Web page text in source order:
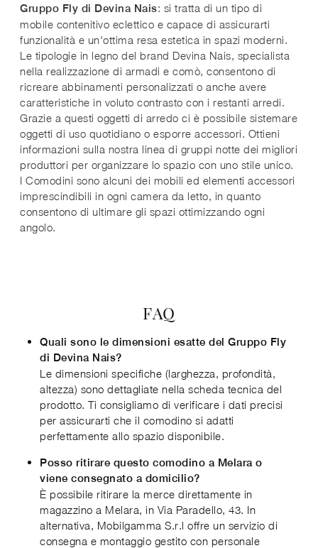
Gruppo Fly di Devina Nais: si tratta di un tipo di
mobile contenitivo eclettico e capace di assicurarti
funzionalità e un'ottima resa estetica in spazi moderni.
Le tipologie in legno del brand Devina Nais, specialista
nella realizzazione di armadi e comò, consentono di
ricreare abbinamenti personalizzati o anche avere
caratteristiche in voluto contrasto con i restanti arredi.
Grazie a questi oggetti di arredo ci è possibile sistemare
oggetti di uso quotidiano o esporre accessori. Ottieni
informazioni sulla nostra linea di gruppi notte dei migliori
produttori per organizzare lo spazio con uno stile unico.
I Comodini sono alcuni dei mobili ed elementi accessori
imprescindibili in ogni camera da letto, in quanto
consentono di ultimare gli spazi ottimizzando ogni
angolo.
FAQ
Quali sono le dimensioni esatte del Gruppo Fly
di Devina Nais?
Le dimensioni specifiche (larghezza, profondità,
altezza) sono dettagliate nella scheda tecnica del
prodotto. Ti consigliamo di verificare i dati precisi
per assicurarti che il comodino si adatti
perfettamente allo spazio disponibile.
Posso ritirare questo comodino a Melara o
viene consegnato a domicilio?
È possibile ritirare la merce direttamente in
magazzino a Melara, in Via Paradello, 43. In
alternativa, Mobilgamma S.r.l offre un servizio di
consegna e montaggio gestito con personale